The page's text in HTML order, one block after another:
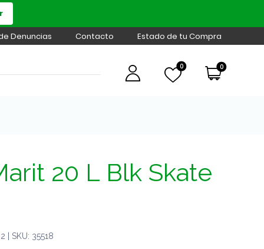
Denuncias Contacto Estado de tu Compra
0 0
20 L Blk Skate
| SKU: 35518